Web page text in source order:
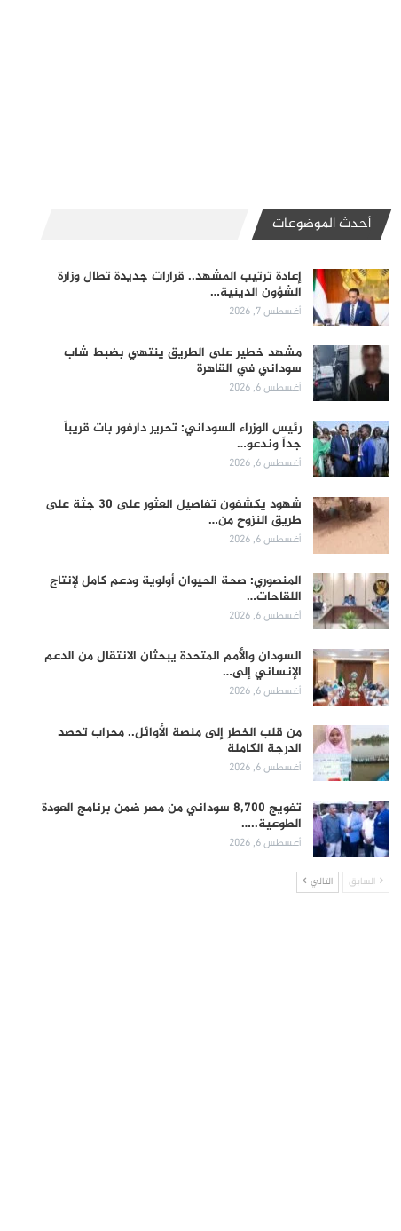
أحدث الموضوعات
إعادة ترتيب المشهد.. قرارات جديدة تطال وزارة
الشؤون الدينية…
أغسطس 7, 2026
مشهد خطير على الطريق ينتهي بضبط شاب
سوداني في القاهرة
أغسطس 6, 2026
رئيس الوزراء السوداني: تحرير دارفور بات قريباً
جداً وندعو…
أغسطس 6, 2026
شهود يكشفون تفاصيل العثور على 30 جثة على
طريق النزوح من…
أغسطس 6, 2026
المنصوري: صحة الحيوان أولوية ودعم كامل لإنتاج
اللقاحات…
أغسطس 6, 2026
السودان والأمم المتحدة يبحثان الانتقال من الدعم
الإنساني إلى…
أغسطس 6, 2026
من قلب الخطر إلى منصة الأوائل.. محراب تحصد
الدرجة الكاملة
أغسطس 6, 2026
تفويج 8,700 سوداني من مصر ضمن برنامج العودة
الطوعية..…
أغسطس 6, 2026
السابق التالي